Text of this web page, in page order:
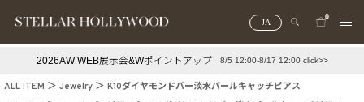
JA
0
2026AW WEB展示会&Wポイントアップ 8/5 12:00-8/17 12:00 click>>
ALL ITEM Jewelry
K10ダイヤモンドバー淡水パールキャッチピアス